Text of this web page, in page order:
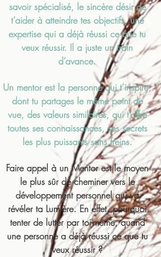
savoir spécialisé, le sincère désir de
t’aider à atteindre tes objectifs, une
expertise qui a déjà réussi ce que tu
veux réussir. Il a juste un train
d’avance.
Un mentor est la personne qui t’inspire,
dont tu partages le même point de
vue, des valeurs similaires, qui t’offre
toutes ses connaissances, ses secrets
les plus puissants sans freins.
Faire appel à un Mentor est le moyen
le plus sûr de cheminer vers le
développement personnel qui va
révéler ta Lumière. En effet, pourquoi
tenter de lutter par toi-même, quand
une personne a déjà réussi ce que tu
veux réussir ?